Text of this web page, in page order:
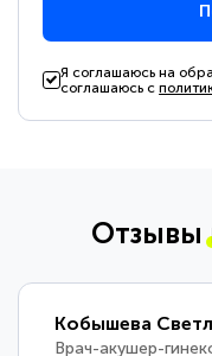
Я соглашаюсь на
соглашаюсь с
Отзывы
Кобышева
Врач-акушер-